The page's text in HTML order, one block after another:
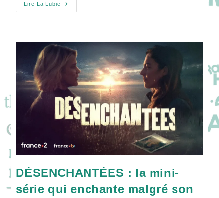
Lire La Lubie
MERTEUIL
:
Marquise
DÉSENCHANTÉES : la mini-
série qui enchante malgré son